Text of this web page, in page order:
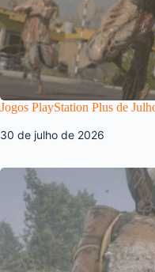
Jogos PlayStation Plus de
30 de julho de 2026